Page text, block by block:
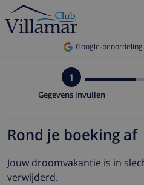
Google-beoordeling
1
Gegevens invullen
Rond je boeking af
Jouw droomvakantie is in
verwijderd.